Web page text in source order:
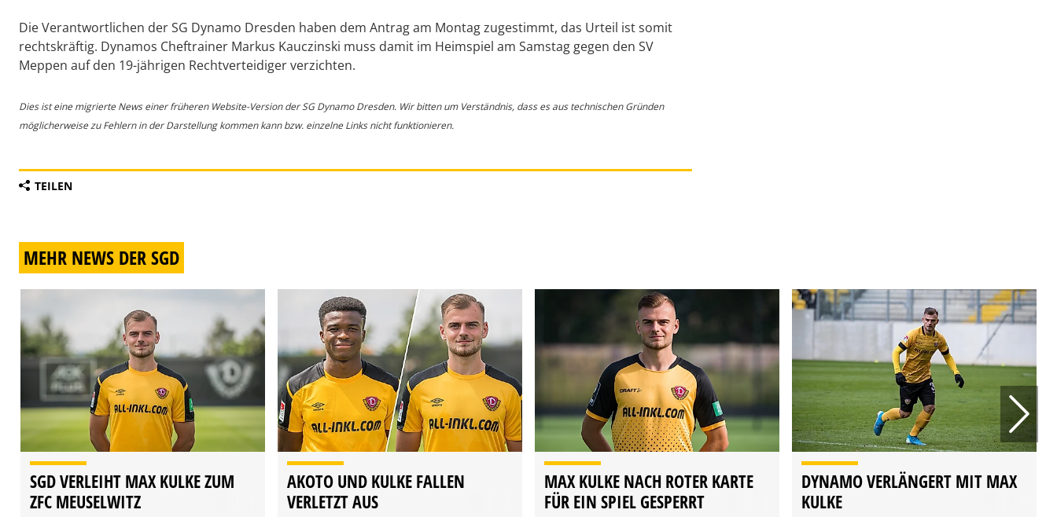
Die Verantwortlichen der SG Dynamo Dresden haben dem Antrag am Montag zugestimmt, das Urteil ist somit
rechtskräftig. Dynamos Cheftrainer Markus Kauczinski muss damit im Heimspiel am Samstag gegen den SV
Meppen auf den 19-jährigen Rechtverteidiger verzichten.
Dies ist eine migrierte News einer früheren Website-Version der SG Dynamo Dresden. Wir bitten um Verständnis, dass es aus technischen Gründen
möglicherweise zu Fehlern in der Darstellung kommen kann bzw. einzelne Links nicht funktionieren.
TEILEN
MEHR NEWS DER SGD
SGD VERLEIHT MAX KULKE ZUM
ZFC MEUSELWITZ
AKOTO UND KULKE FALLEN
VERLETZT AUS
MAX KULKE NACH ROTER KARTE
FÜR EIN SPIEL GESPERRT
DYNAMO VERLÄNGERT MIT MAX
KULKE